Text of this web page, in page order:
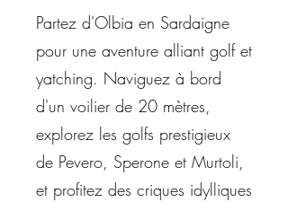
Partez d'Olbia en Sardaigne
pour une aventure alliant golf et
yatching. Naviguez à bord
d'un voilier de 20 mètres,
explorez les golfs prestigieux
de Pevero, Sperone et Murtoli,
et profitez des criques idylliques